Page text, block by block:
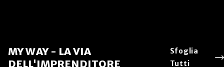
MY WAY - LA VIA
DELL'IMPRENDITORE
Sfoglia
Tutti